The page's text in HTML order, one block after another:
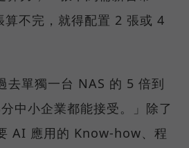
不完，就得配置 2 張或 4
去單獨一台 NAS 的 5 倍到
中小企業都能接受。」除了
AI 應用的 Know-how、程